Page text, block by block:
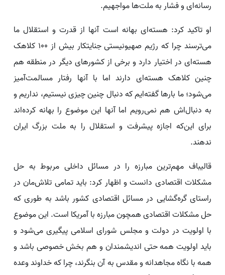
رسانه‌ای و فشار به ملت‌ها مواجهیم.
او تاکید کرد: هسته‌ای بهانه است آنها از قدرت و استقلال ما
می‌ترسند چرا که رژیم صهیونیستی جنایتکار بیش از ۱۰۰ کلاهک
هسته‌ای در اختیار دارد و برخی از کشورهای دیگر در منطقه هم
چنین کلاهک هسته‌ای دارند اما با آنها رفتار مسالمت‌آمیز
می‌شود؛ ما بارها گفته‌ایم که دنبال چنین چیزی نیستیم، نداریم و
به دنبال‌اش هم نمی‌رویم اما آنها این موضوع را بهانه کرده‌اند
برای این‌که اجازه پیشرفت و استقلال را به ملت بزرگ ایران
ندهند.
قالیباف مهم‌ترین مبارزه را در مسائل داخلی مربوط به حل
مشکلات اقتصادی دانست و اظهار کرد: باید تمامی تلاش‌مان در
راستای گره‌گشایی در مسائل اقتصادی کشور باشد به طوری که
حل مشکلات اقتصادی همچون مبارزه با آمریکا است. این موضوع
با اولویت‌ در دولت و مجلس شورای اسلامی پیگیری می‌شود و
باید اولویت همه حتی اندیشمندان و هم بخش خصوصی باشد و
همه با نگاه مجاهدانه و مقدس به آن بنگرند، چرا که خداوند وعده